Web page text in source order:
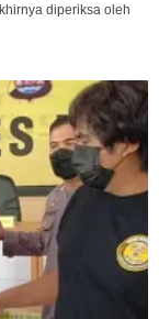
diperiksa oleh